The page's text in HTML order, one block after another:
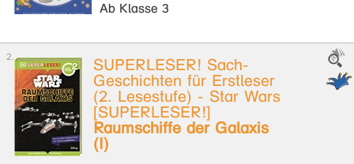
Ab Klasse 3
SUPERLESER! Sach-
Geschichten für Erstleser
(2. Lesestufe) - Star Wars
[SUPERLESER!]
Raumschiffe der Galaxis
(I)